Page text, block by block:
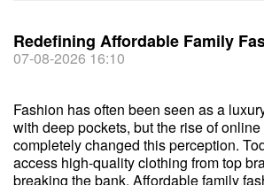
Redefining Affordable Family
07-08-2026 16:10
Fashion has often been seen as a
with deep pockets, but the rise of
completely changed this perception.
access high-quality clothing from top
breaking the bank. Affordable family